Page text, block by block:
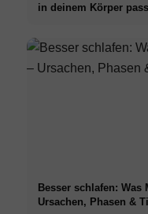
in deinem Körper
Besser schlafen:
Ursachen, Phasen &